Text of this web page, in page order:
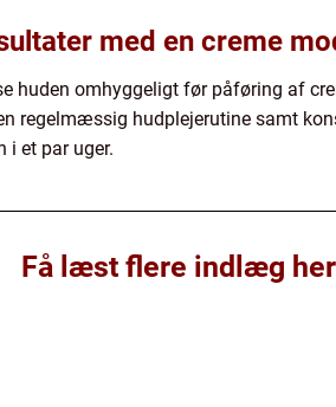
med en creme
huden omhyggeligt før påføring af
regelmæssig hudplejerutine samt
i et par uger.
Få læst flere indlæg her